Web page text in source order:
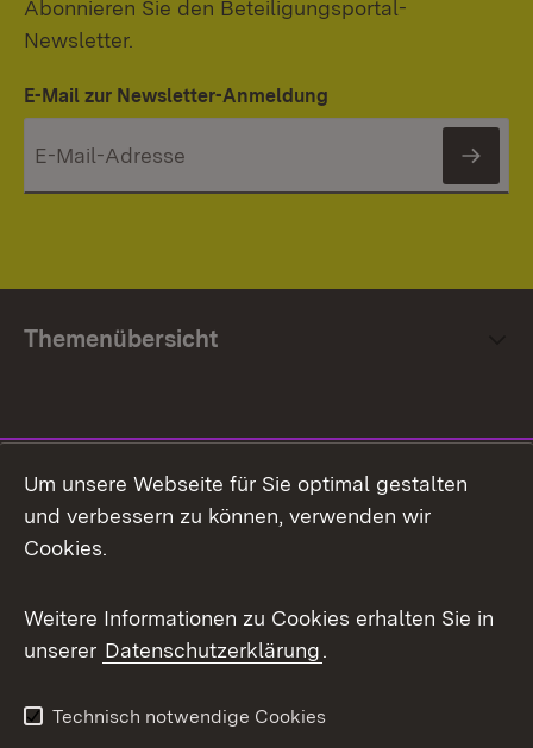
Abonnieren Sie den Beteiligungsportal-
Newsletter.
E-Mail zur Newsletter-Anmeldung
Themenübersicht
Facebook
X / Twitter
Youtube
Um unsere Webseite für Sie optimal gestalten
und verbessern zu können, verwenden wir
Cookies.
Weitere Informationen zu Cookies erhalten Sie in
unserer Datenschutzerklärung.
Technisch notwendige Cookies